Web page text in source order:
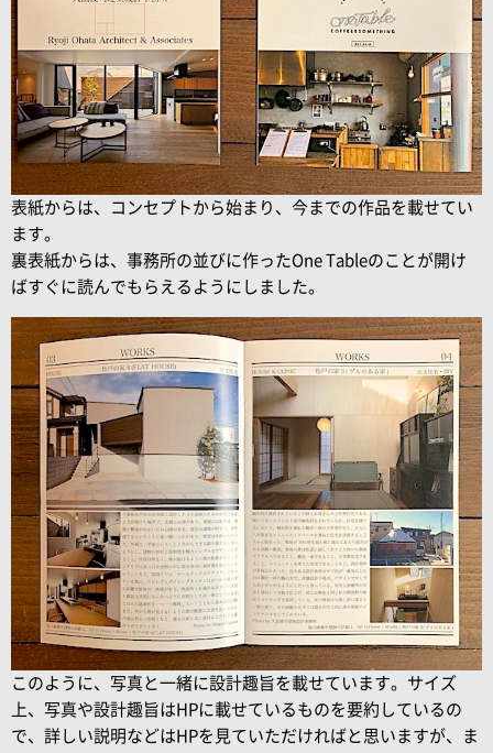
表紙からは、コンセプトから始まり、今までの作品を載せてい
ます。
裏表紙からは、事務所の並びに作ったOne Tableのことが開け
ばすぐに読んでもらえるようにしました。
このように、写真と一緒に設計趣旨を載せています。サイズ
上、写真や設計趣旨はHPに載せているものを要約しているの
で、詳しい説明などはHPを見ていただければと思いますが、ま